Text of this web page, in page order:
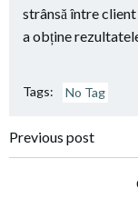
strânsă între
a obține
Tags: No Tag
Post
Previous post